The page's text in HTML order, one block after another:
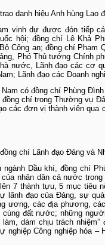
danh hiệu Anh hùng
vinh dự được đón tiếp
hội; đồng chí Lê Khả
Công an; đồng chí
Phó Thủ tướng Chính
nước, Lãnh đạo các cơ
Lãnh đạo các Doanh
có đồng chí Phùng
chí trong Thường vụ
các đơn vị thành viên
chí Lãnh đạo Đảng và
ngành Dầu khí, đồng chí
nhân dân cả nước
7 thành tựu, 5 mục tiêu
lãnh đạo của Đảng, sự
ương, các địa phương,
đất nước; những
dám chịu trách
nghiệp Công nghiệp hóa